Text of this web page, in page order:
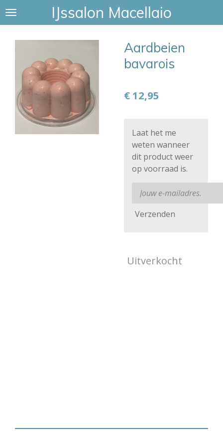
Ga
hoofdinhoud
IJssalon Macellaio
Aardbeien
bavarois
€ 12,95
Laat het me
weten wanneer
dit product weer
op voorraad is.
Verzenden
Uitverkocht